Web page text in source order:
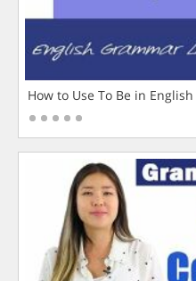
How to Use To Be in